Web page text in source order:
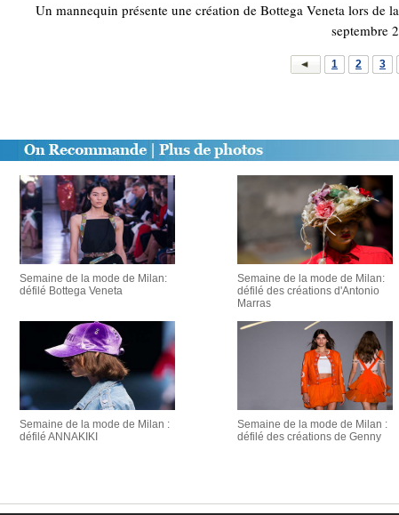
Un mannequin présente une création de Bottega Veneta lors
septembre
1 2 3
Semaine de la mode de Milan:
défilé Bottega Veneta
Semaine de la mode de Milan:
défilé des créations d'Antonio
Marras
Semaine de la mode de Milan :
défilé ANNAKIKI
Semaine de la mode de Milan :
défilé des créations de Genny